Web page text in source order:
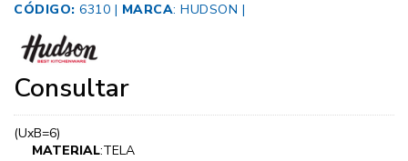
CÓDIGO: 6310 | MARCA: HUDSON |
Consultar
(UxB=6)
MATERIAL:TELA